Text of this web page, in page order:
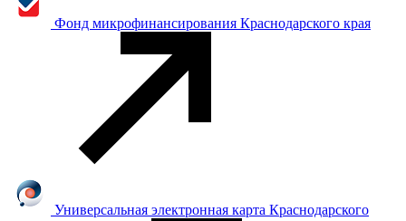
Фонд микрофинансирования Краснодарского края
Универсальная электронная карта Краснодарского